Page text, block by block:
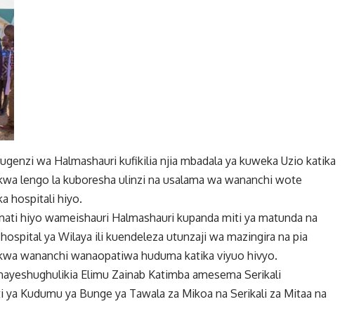
wa Halmashauri kufikilia njia mbadala ya kuweka Uzio katika
lengo la kuboresha ulinzi na usalama wa wananchi wote
hospitali hiyo.
hiyo wameishauri Halmashauri kupanda miti ya matunda na
ya Wilaya ili kuendeleza utunzaji wa mazingira na pia
wananchi wanaopatiwa huduma katika viyuo hivyo.
Elimu Zainab Katimba amesema Serikali
Kudumu ya Bunge ya Tawala za Mikoa na Serikali za Mitaa na